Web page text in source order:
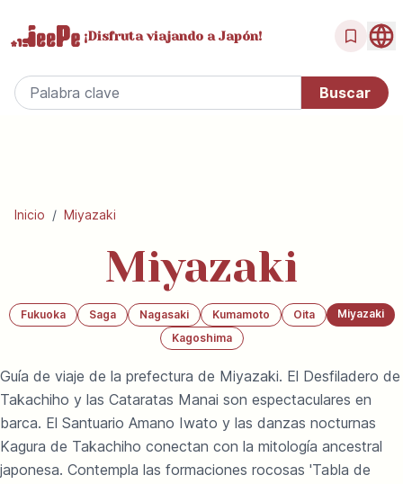
¡Disfrutaviajando a Japón!
Inicio / Miyazaki
Miyazaki
Fukuoka Saga Nagasaki Kumamoto Oita
Miyazaki
Kagoshima
Guía de viaje de la prefectura de Miyazaki. El Desfiladero de
Takachiho y las Cataratas Manai son espectaculares en
barca. El Santuario Amano Iwato y las danzas nocturnas
Kagura de Takachiho conectan con la mitología ancestral
japonesa. Contempla las formaciones rocosas 'Tabla de